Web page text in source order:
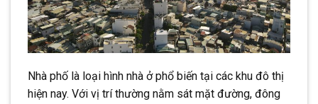
Nhà phố là loại hình nhà ở phổ biến tại các khu đô thị
hiện nay. Với vị trí thường nằm sát mặt đường, đông